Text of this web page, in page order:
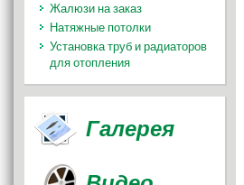
Жалюзи на заказ
Натяжные потолки
Установка труб и радиаторов
для отопления
Галерея